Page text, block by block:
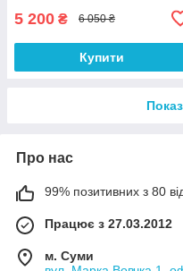
5 200 ₴ 6 050 ₴
Купити
Про нас
99% позитивних з 80
Працює з 27.03.2012
м. Суми